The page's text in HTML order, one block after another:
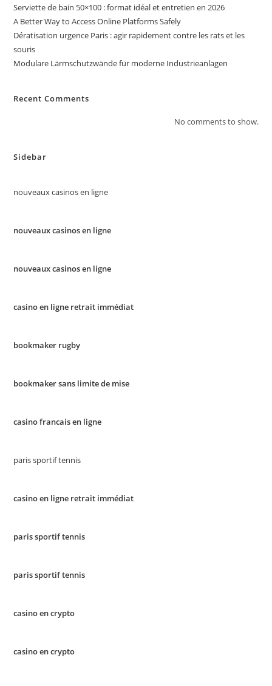
Serviette de bain 50×100 : format idéal et entretien en 2026
A Better Way to Access Online Platforms Safely
Dératisation urgence Paris : agir rapidement contre les rats et les
souris
Modulare Lärmschutzwände für moderne Industrieanlagen
Recent Comments
No comments to show.
Sidebar
nouveaux casinos en ligne
nouveaux casinos en ligne
nouveaux casinos en ligne
casino en ligne retrait immédiat
bookmaker rugby
bookmaker sans limite de mise
casino francais en ligne
paris sportif tennis
casino en ligne retrait immédiat
paris sportif tennis
paris sportif tennis
casino en crypto
casino en crypto